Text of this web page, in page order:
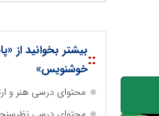
::بیشتر بخوانید از
خوشنویس»
محتوای درسی هنر و